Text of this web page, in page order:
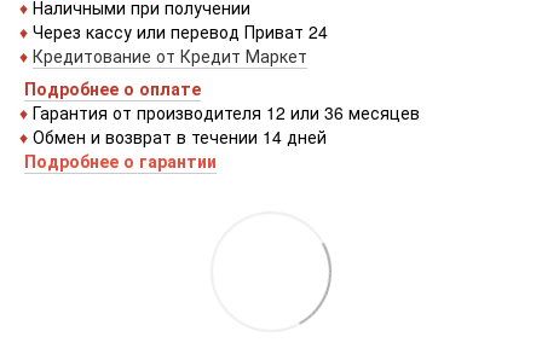
♦ Наличными при получении
♦ Через кассу или перевод Приват 24
♦ Кредитование от Кредит Маркет
Подробнее о оплате
♦ Гарантия от производителя 12 или 36 месяцев
♦ Обмен и возврат в течении 14 дней
Подробнее о гарантии